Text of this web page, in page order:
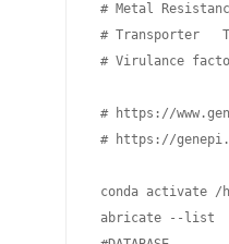
# Metal
# Transporter
# Virulance
# https://
# https://
conda activate /
abricate --list